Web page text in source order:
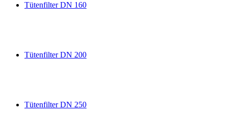
Tütenfilter DN 160
Tütenfilter DN 200
Tütenfilter DN 250